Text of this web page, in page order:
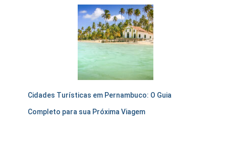
Cidades Turísticas em Pernambuco: O Guia
Completo para sua Próxima Viagem